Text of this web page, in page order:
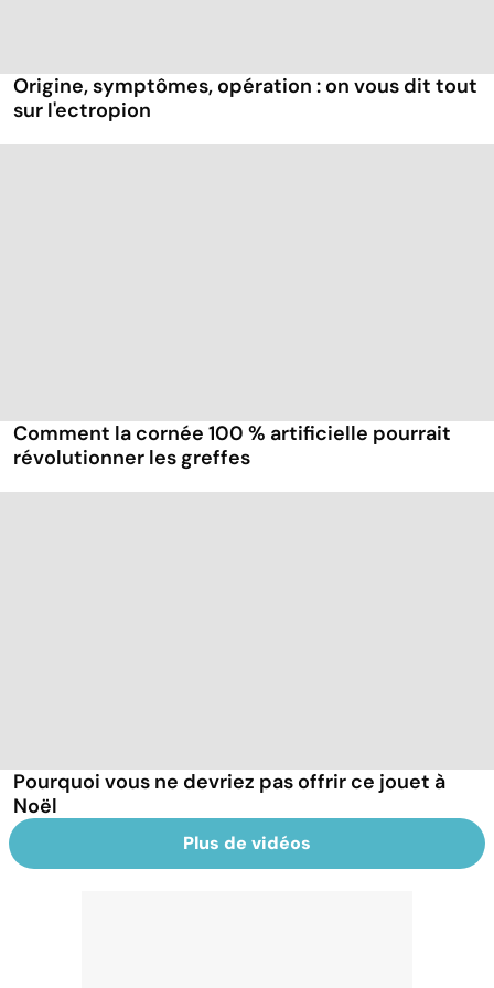
Origine, symptômes, opération : on vous dit tout
sur l'ectropion
Comment la cornée 100 % artificielle pourrait
révolutionner les greffes
Pourquoi vous ne devriez pas offrir ce jouet à
Noël
Plus de vidéos